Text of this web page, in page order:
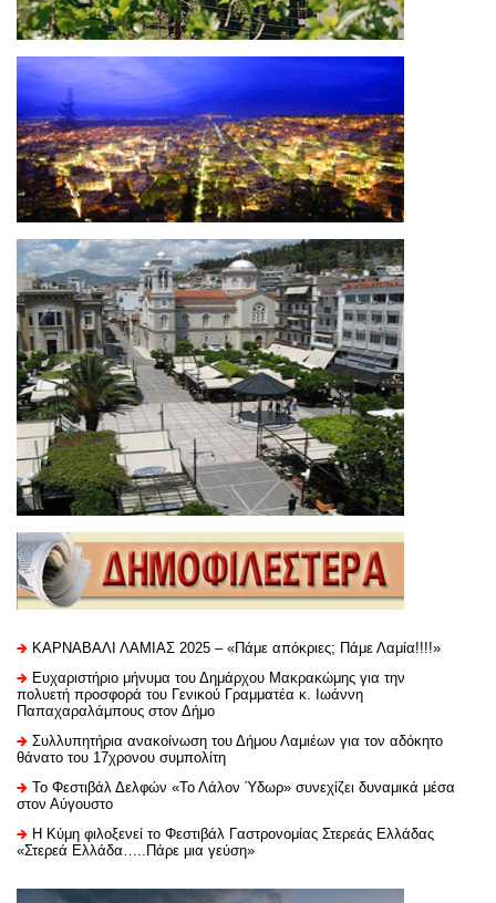
ΚΑΡΝΑΒΑΛΙ ΛΑΜΙΑΣ 2025 – «Πάμε απόκριες; Πάμε Λαμία!!!!»
Ευχαριστήριo μήνυμα του Δημάρχου Μακρακώμης για την
πολυετή προσφορά του Γενικού Γραμματέα κ. Ιωάννη
Παπαχαραλάμπους στον Δήμο
Συλλυπητήρια ανακοίνωση του Δήμου Λαμιέων για τον αδόκητο
θάνατο του 17χρονου συμπολίτη
Το Φεστιβάλ Δελφών «Το Λάλον Ύδωρ» συνεχίζει δυναμικά μέσα
στον Αύγουστο
Η Κύμη φιλοξενεί το Φεστιβάλ Γαστρονομίας Στερεάς Ελλάδας
«Στερεά Ελλάδα…..Πάρε μια γεύση»